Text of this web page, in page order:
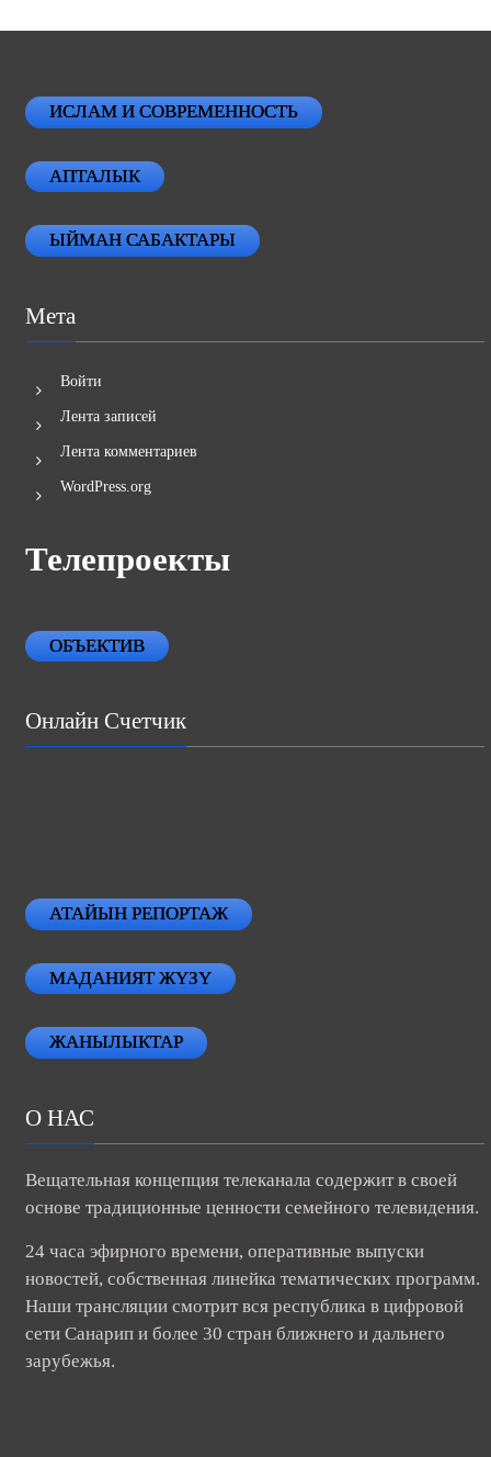
ИСЛАМ И СОВРЕМЕННОСТЬ
АПТАЛЫК
ЫЙМАН САБАКТАРЫ
Мета
Войти
Лента записей
Лента комментариев
WordPress.org
Телепроекты
ОБЪЕКТИВ
Онлайн Счетчик
АТАЙЫН РЕПОРТАЖ
МАДАНИЯТ ЖҮЗҮ
ЖАНЫЛЫКТАР
О НАС
Вещательная концепция телеканала содержит в своей
основе традиционные ценности семейного телевидения.
24 часа эфирного времени, оперативные выпуски
новостей, собственная линейка тематических программ.
Наши трансляции смотрит вся республика в цифровой
сети Санарип и более 30 стран ближнего и дальнего
зарубежья.